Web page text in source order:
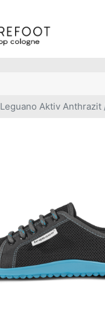
Leguano Aktiv Anthrazit